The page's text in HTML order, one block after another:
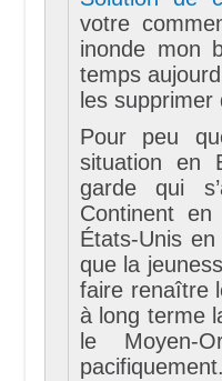
votre
inonde mon
temps
les supprimer
Pour peu
situation en
garde qui
Continent
États-Unis
que la
faire renaître
à long terme
le Moyen-
pacifiquement.